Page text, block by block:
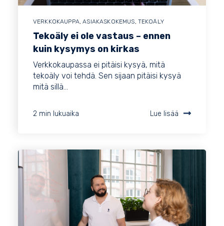
VERKKOKAUPPA ,ASIAKASKOKEMUS TEKOÄLY
Tekoäly ei ole vastaus – ennen
kuin kysymys on kirkas
Verkkokaupassa ei pitäisi kysyä, mitä
tekoäly voi tehdä. Sen sijaan pitäisi kysyä
mitä sillä...
2 min lukuaika Lue lisää